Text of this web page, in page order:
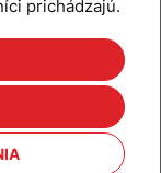
prichádzajú.
tipy